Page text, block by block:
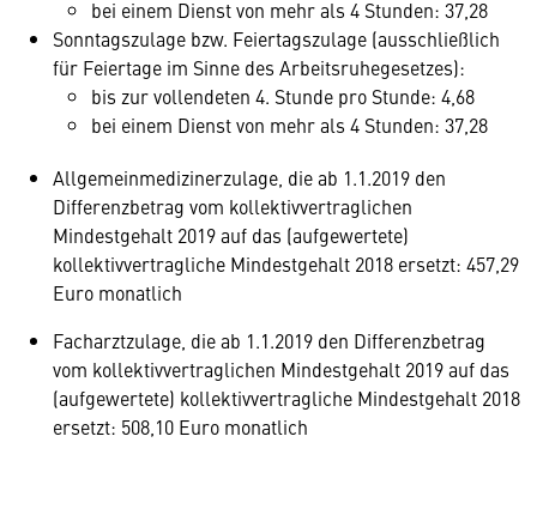
bei einem Dienst von mehr als 4 Stunden: 37,28
Sonntagszulage bzw. Feiertagszulage (ausschließlich
für Feiertage im Sinne des Arbeitsruhegesetzes):
bis zur vollendeten 4. Stunde pro Stunde: 4,68
bei einem Dienst von mehr als 4 Stunden: 37,28
Allgemeinmedizinerzulage, die ab 1.1.2019 den
Differenzbetrag vom kollektivvertraglichen
Mindestgehalt 2019 auf das (aufgewertete)
kollektivvertragliche Mindestgehalt 2018 ersetzt: 457,29
Euro monatlich
Facharztzulage, die ab 1.1.2019 den Differenzbetrag
vom kollektivvertraglichen Mindestgehalt 2019 auf das
(aufgewertete) kollektivvertragliche Mindestgehalt 2018
ersetzt: 508,10 Euro monatlich